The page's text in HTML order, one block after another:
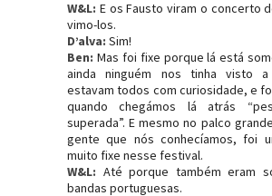
W&L: E os Fausto viram o concerto
vimo-los.
D’alva: Sim!
Ben: Mas foi fixe porque lá está
ainda ninguém nos tinha visto
estavam todos com curiosidade, e
quando chegámos lá atrás
superada”. E mesmo no palco
gente que nós conhecíamos, foi
muito fixe nesse festival.
W&L: Até porque também eram
bandas portuguesas.